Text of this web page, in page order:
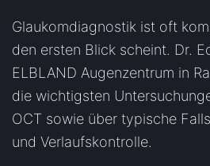
Glaukomdiagnostik ist oft
den ersten Blick scheint. Dr.
ELBLAND Augenzentrum in
die wichtigsten
OCT sowie über typische
und Verlaufskontrolle.